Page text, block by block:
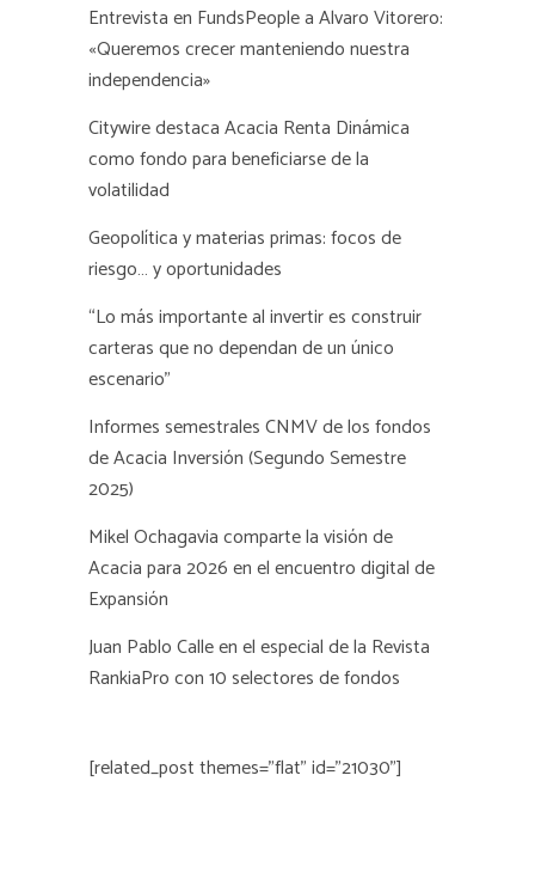
Entrevista en FundsPeople a Alvaro Vitorero:
«Queremos crecer manteniendo nuestra
independencia»
Citywire destaca Acacia Renta Dinámica
como fondo para beneficiarse de la
volatilidad
Geopolítica y materias primas: focos de
riesgo… y oportunidades
“Lo más importante al invertir es construir
carteras que no dependan de un único
escenario”
Informes semestrales CNMV de los fondos
de Acacia Inversión (Segundo Semestre
2025)
Mikel Ochagavia comparte la visión de
Acacia para 2026 en el encuentro digital de
Expansión
Juan Pablo Calle en el especial de la Revista
RankiaPro con 10 selectores de fondos
[related_post themes="flat" id="21030"]